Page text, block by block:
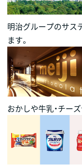
明治グループのサス
ます。
おかしや牛乳・チー